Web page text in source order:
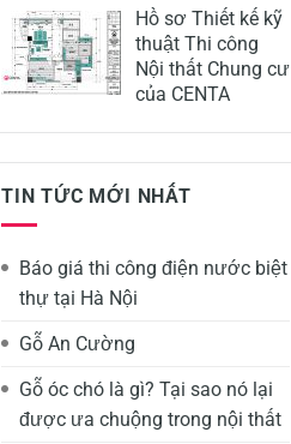
Hồ sơ Thiết kế kỹ
thuật Thi công
Nội thất Chung cư
của CENTA
TIN TỨC MỚI NHẤT
Báo giá thi công điện nước biệt
thự tại Hà Nội
Gỗ An Cường
Gỗ óc chó là gì? Tại sao nó lại
được ưa chuộng trong nội thất